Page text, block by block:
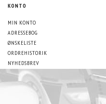
KONTO
MIN KONTO
ADRESSEBOG
ØNSKELISTE
ORDREHISTORIK
NYHEDSBREV